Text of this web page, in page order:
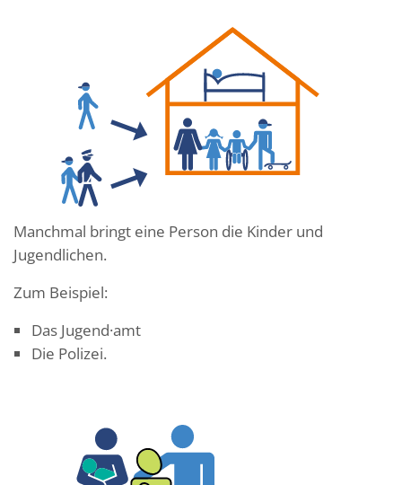
Manchmal bringt eine Person die Kinder und
Jugendlichen.
Zum Beispiel:
Das Jugend·amt
Die Polizei.